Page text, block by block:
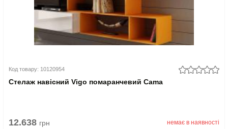
Код товару: 10120954
Стелаж навісний Vigo помаранчевий Cama
12.638 грн немає в наявності